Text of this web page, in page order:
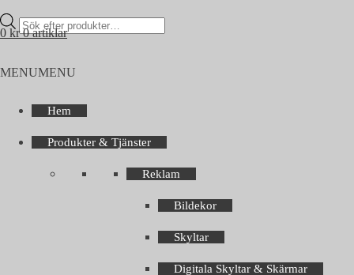
Products
search
0 kr 0 artiklar
MENUMENU
Hem
Produkter & Tjänster
Reklam
Bildekor
Skyltar
Digitala Skyltar & Skärmar